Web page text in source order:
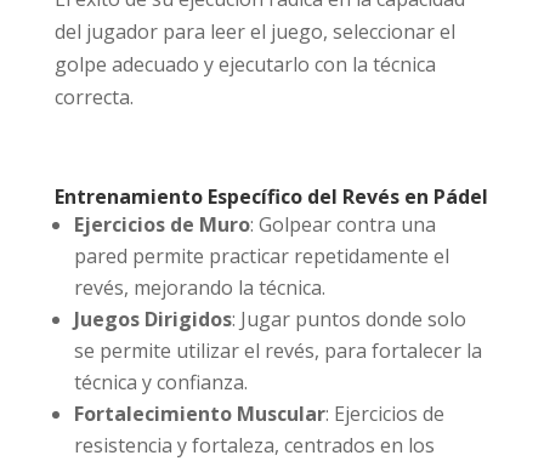
del jugador para leer el juego, seleccionar el
golpe adecuado y ejecutarlo con la técnica
correcta.
Entrenamiento Específico del Revés en Pádel
Ejercicios de Muro: Golpear contra una
pared permite practicar repetidamente el
revés, mejorando la técnica.
Juegos Dirigidos: Jugar puntos donde solo
se permite utilizar el revés, para fortalecer la
técnica y confianza.
Fortalecimiento Muscular: Ejercicios de
resistencia y fortaleza, centrados en los